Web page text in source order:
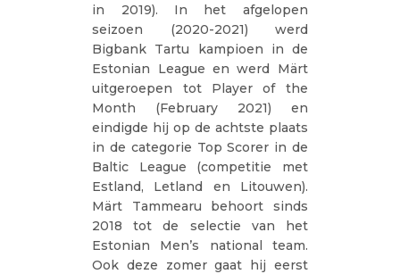
in 2019). In het afgelopen
seizoen (2020-2021) werd
Bigbank Tartu kampioen in de
Estonian League en werd Märt
uitgeroepen tot Player of the
Month (February 2021) en
eindigde hij op de achtste plaats
in de categorie Top Scorer in de
Baltic League (competitie met
Estland, Letland en Litouwen).
Märt Tammearu behoort sinds
2018 tot de selectie van het
Estonian Men’s national team.
Ook deze zomer gaat hij eerst